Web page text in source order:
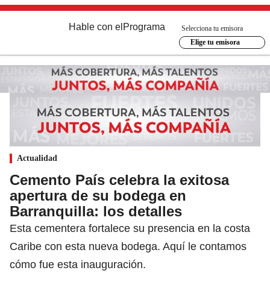
Hable con el Programa
Selecciona tu emisora
Elige tu emisora
Actualidad
Cemento País celebra la exitosa
apertura de su bodega en
Barranquilla: los detalles
Esta cementera fortalece su presencia en la costa
Caribe con esta nueva bodega. Aquí le contamos
cómo fue esta inauguración.